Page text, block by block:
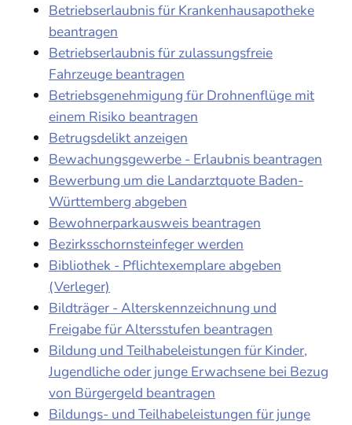
Betriebserlaubnis für Krankenhausapotheke
beantragen
Betriebserlaubnis für zulassungsfreie
Fahrzeuge beantragen
Betriebsgenehmigung für Drohnenflüge mit
einem Risiko beantragen
Betrugsdelikt anzeigen
Bewachungsgewerbe - Erlaubnis beantragen
Bewerbung um die Landarztquote Baden-
Württemberg abgeben
Bewohnerparkausweis beantragen
Bezirksschornsteinfeger werden
Bibliothek - Pflichtexemplare abgeben
(Verleger)
Bildträger - Alterskennzeichnung und
Freigabe für Altersstufen beantragen
Bildung und Teilhabeleistungen für Kinder,
Jugendliche oder junge Erwachsene bei Bezug
von Bürgergeld beantragen
Bildungs- und Teilhabeleistungen für junge